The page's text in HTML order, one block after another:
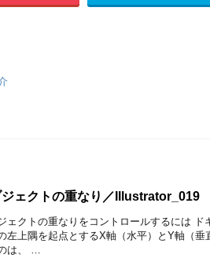
ェクトの重なり／Illustrator_019
ェクトの重なりをコントロールするには
左上隅を起点とするX軸（水平）とY軸（
は、 …